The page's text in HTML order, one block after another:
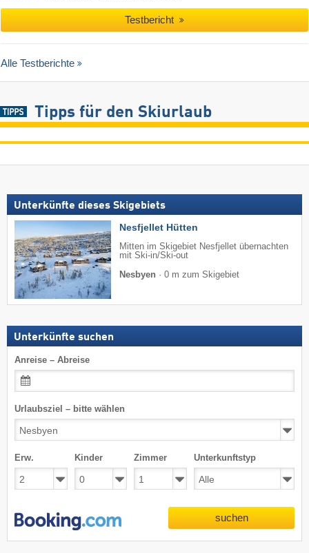
Testbericht
Alle Testberichte
Tipps für den Skiurlaub
Unterkünfte dieses Skigebiets
Nesfjellet Hütten
Mitten im Skigebiet Nesfjellet übernachten
mit Ski-in/Ski-out
Nesbyen · 0 m zum Skigebiet
Unterkünfte suchen
Anreise – Abreise
Urlaubsziel – bitte wählen
Erw. Kinder Zimmer Unterkunftstyp
suchen